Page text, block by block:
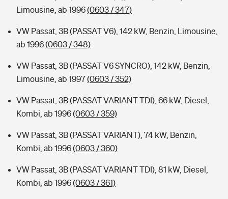
Limousine, ab 1996(0603 / 347)
VW Passat, 3B (PASSAT V6), 142 kW, Benzin, Limousine,
ab 1996(0603 / 348)
VW Passat, 3B (PASSAT V6 SYNCRO), 142 kW, Benzin,
Limousine, ab 1997(0603 / 352)
VW Passat, 3B (PASSAT VARIANT TDI), 66 kW, Diesel,
Kombi, ab 1996(0603 / 359)
VW Passat, 3B (PASSAT VARIANT), 74 kW, Benzin,
Kombi, ab 1996(0603 / 360)
VW Passat, 3B (PASSAT VARIANT TDI), 81 kW, Diesel,
Kombi, ab 1996(0603 / 361)